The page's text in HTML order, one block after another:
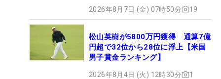
2026年8月7日 (金) 07時50分 19
松山英樹が5800万円獲得 通算7億
円超で32位から28位に浮上【米国
男子賞金ランキング】
2026年8月4日 (火) 12時30分 1